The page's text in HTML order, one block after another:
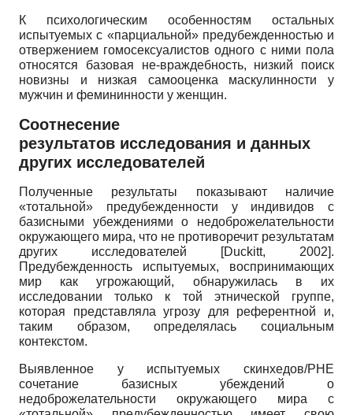
К психологическим особенностям остальных
испытуемых с «парциальной» предубежденностью и
отвержением гомосексуалистов одного с ними пола
относятся базовая не-враждебность, низкий поиск
новизны и низкая самооценка маскулинности у
мужчин и фемининно­сти у женщин.
Соотнесение
результатов исследования и данных
других исследователей
Полученные результаты показывают наличие
«тотальной» предубежденности у индивидов с
базисными убеждениями о недоброжелательности
окружающего мира, что не противоречит результатам
других исследователей
[Duckitt, 2002].
Предубежденность испытуемых, воспринимающих
мир как угрожающий, обнаружилась в их
исследовании только к той этнической группе,
которая представляла угрозу для референтной и,
таким образом, определялась социальным
контекстом.
Выявленное у испытуемых скинхе­дов/РНЕ
сочетание базисных убеждений о
недоброжелательности окружающего мира с